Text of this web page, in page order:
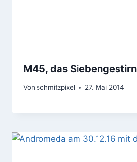
M45, das Siebengestirn
Von schmitzpixel 27. Mai 2014